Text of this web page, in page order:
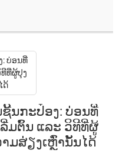
ນກະປ໋ອງ: ບ່ອນທີ່
ມຕົ້ນ ແລະ ວິທີທີ່ຜູ້
ມສ່ຽງເຫຼົ່ານັ້ນໄດ້